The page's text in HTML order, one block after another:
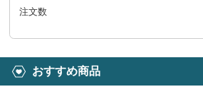
注文数
おすすめ商品